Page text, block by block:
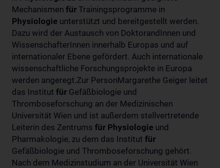
Mechanismen für Trainingsprogramme in
Physiologie unterstützt und bereitgestellt werden.
Dazu wird der Austausch von DoktorandInnen und
WissenschafterInnen innerhalb Europas und auf
internationaler Ebene gefördert. Auch internationale
wissenschaftliche Forschungsprojekte in Europa
werden angeregt.Zur PersonMargarethe Geiger leitet
das Institut für Gefäßbiologie und
Thromboseforschung an der Medizinischen
Universität Wien und ist außerdem stellvertretende
Leiterin des Zentrums für Physiologie und
Pharmakologie, zu dem das Institut für
Gefäßbiologie und Thromboseforschung gehört.
Nach dem Medizinstudium an der Universität Wien